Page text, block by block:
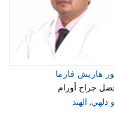
هاريش فارما
جراح أورام
دلهي, الهند